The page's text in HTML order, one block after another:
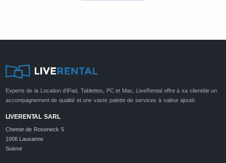
Experts de la Location d'iPad, Tablettes, PC et Mac, LiveRental offre à sa clientèle un
accompagnement de qualité et une vaste palette de services à valeur ajouté.
LIVERENTAL SARL
Chemin de Roseneck 5
1006 Lausanne
Suisse